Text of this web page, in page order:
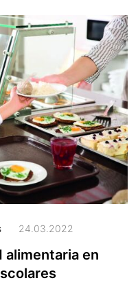
24.03.2022
alimentaria en